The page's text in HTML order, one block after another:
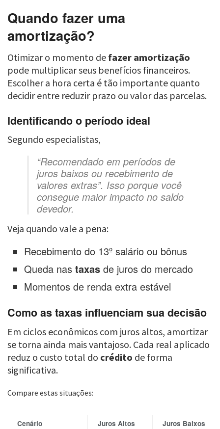
Quando fazer uma
amortização?
Otimizar o momento de fazer amortização
pode multiplicar seus benefícios financeiros.
Escolher a hora certa é tão importante quanto
decidir entre reduzir prazo ou valor das parcelas.
Identificando o período ideal
Segundo especialistas,
“Recomendado em períodos de
juros baixos ou recebimento de
valores extras”. Isso porque você
consegue maior impacto no saldo
devedor.
Veja quando vale a pena:
Recebimento do 13º salário ou bônus
Queda nastaxas de juros do mercado
Momentos de renda extra estável
Como as taxas influenciam sua decisão
Em ciclos econômicos com juros altos, amortizar
se torna ainda mais vantajoso. Cada real aplicado
reduz o custo total do crédito de forma
significativa.
Compare estas situações:
Cenário Juros Altos Juros Baixos